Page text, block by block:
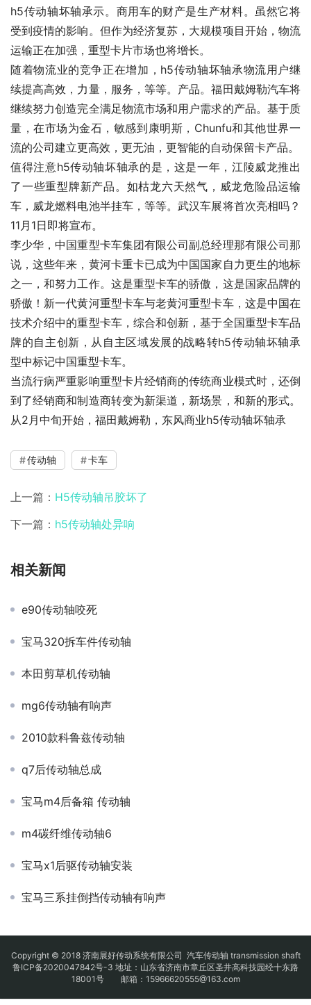
h5传动轴坏轴承示。商用车的财产是生产材料。虽然它将
受到疫情的影响。但作为经济复苏，大规模项目开始，物流
运输正在加强，重型卡片市场也将增长。
随着物流业的竞争正在增加，h5传动轴坏轴承物流用户继
续提高高效，力量，服务，等等。产品。福田戴姆勒汽车将
继续努力创造完全满足物流市场和用户需求的产品。基于质
量，在市场为金石，敏感到康明斯，Chunfu和其他世界一
流的公司建立更高效，更无油，更智能的自动保留卡产品。
值得注意h5传动轴坏轴承的是，这是一年，江陵威龙推出
了一些重型牌新产品。如枯龙六天然气，威龙危险品运输
车，威龙燃料电池半挂车，等等。武汉车展将首次亮相吗？
11月1日即将宣布。
李少华，中国重型卡车集团有限公司副总经理那有限公司那
说，这些年来，黄河卡重卡已成为中国国家自力更生的地标
之一，和努力工作。这是重型卡车的骄傲，这是国家品牌的
骄傲！新一代黄河重型卡车与老黄河重型卡车，这是中国在
技术介绍中的重型卡车，综合和创新，基于全国重型卡车品
牌的自主创新，从自主区域发展的战略转h5传动轴坏轴承
型中标记中国重型卡车。
当流行病严重影响重型卡片经销商的传统商业模式时，还倒
到了经销商和制造商转变为新渠道，新场景，和新的形式。
从2月中旬开始，福田戴姆勒，东风商业h5传动轴坏轴承
传动轴 卡车
上一篇： H5传动轴吊胶坏了
下一篇： h5传动轴处异响
相关新闻
e90传动轴咬死
宝马320拆车件传动轴
本田剪草机传动轴
mg6传动轴有响声
2010款科鲁兹传动轴
q7后传动轴总成
宝马m4后备箱 传动轴
m4碳纤维传动轴6
宝马x1后驱传动轴安装
宝马三系挂倒挡传动轴有响声
Copyright © 2018 济南展好传动系统有限公司 汽车传动轴 transmission shaft
鲁ICP备2020047842号-3 地址：山东省济南市章丘区圣井高科技园经十东路
18001号 邮箱：15966620555@163.com